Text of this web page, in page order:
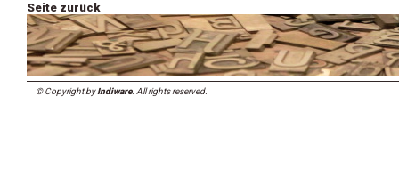
Seite zurück
© Copyright byIndiware. All rights reserved.